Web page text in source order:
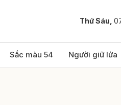
Thứ Sáu,
Sắc màu 54 Người giữ lửa